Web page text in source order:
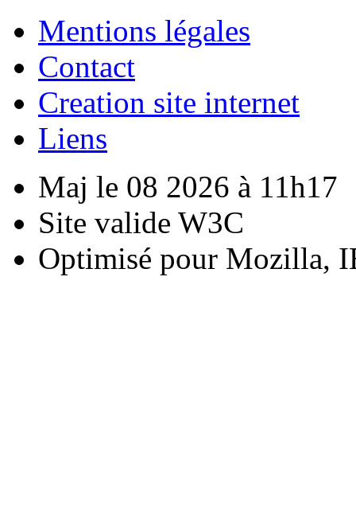
Mentions légales
Contact
Creation site internet
Liens
Maj le 08 2026 à 11h17
Site valide W3C
Optimisé pour Mozilla,